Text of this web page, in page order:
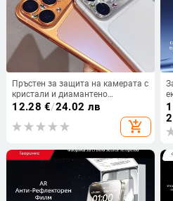
Пръстен за защита на камерата с
кристали и диамантено
инкрустиране за iPhone 17 Pro
Max и 15 Pro, дизайн с 13 звезди
12.28 €/24.02 лв
add_shopping_cart